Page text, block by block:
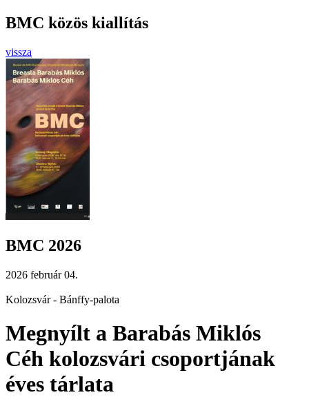
BMC közös kiallítás
vissza
BMC 2026
2026 február 04.
Kolozsvár - Bánffy-palota
Megnyílt a Barabás Miklós
Céh kolozsvári csoportjának
éves tárlata